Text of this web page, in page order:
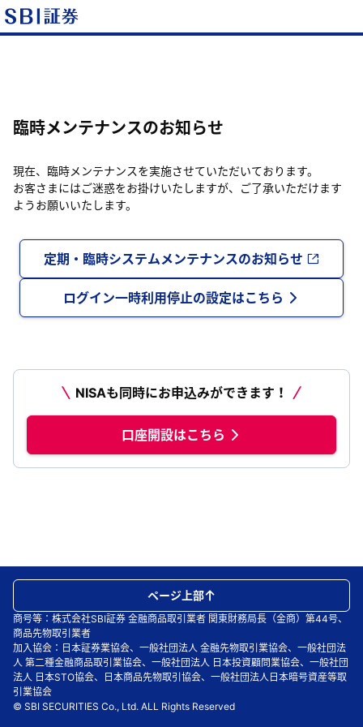
臨時メンテナンスのお知らせ
現在、臨時メンテナンスを実施させていただいております。
お客さまにはご迷惑をお掛けいたしますが、ご了承いただけます
ようお願いいたします。
定期・臨時システムメンテナンスのお知らせ
ログイン一時利用停止の設定はこちら
NISAも同時にお申込みができます！
口座開設はこちら
商号等：株式会社SBI証券 金融商品取引業者 関東財務局長（金商）第44号、
商品先物取引業者
加入協会：日本証券業協会、一般社団法人 金融先物取引業協会、一般社団法
人 第二種金融商品取引業協会、一般社団法人 日本投資顧問業協会、一般社団
法人 日本STO協会、日本商品先物取引協会、一般社団法人日本暗号資産等取
引業協会
© SBI SECURITIES Co., Ltd. ALL Rights Reserved
ページ上部